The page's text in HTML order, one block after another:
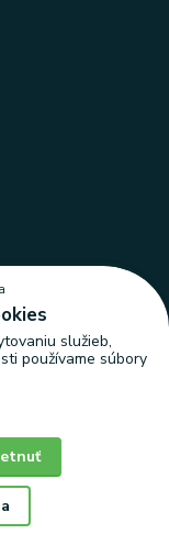
služieb,
používame súbory